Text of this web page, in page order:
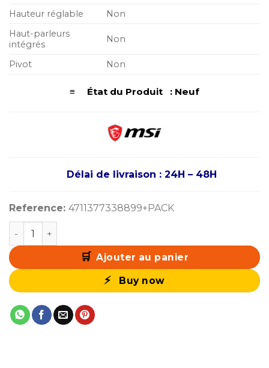
Hauteur réglable
Non
Haut-parleurs
intégrés
Non
Pivot Non
≡ État du Produit : Neuf
Délai de livraison : 24H – 48H
Reference: 4711377338899+PACK
quantité de Pack Gaming MSI 240Hz Curved avec
Ajouter au panier
Buy now